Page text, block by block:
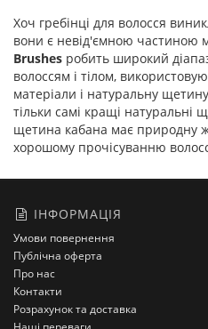
Хоч гребінці для волосся
вони є невід'ємною частиною
Brushes робить широкий
волоссям і тілом,
матеріали і натуральну
тільки самі кращі натуральні
щетина кабана має природну
хорошому прочісуванню
ІНФОРМАЦІЯ
Умови повернення
Публічна оферта
Про нас
Контакти
Розрахунок та доставка